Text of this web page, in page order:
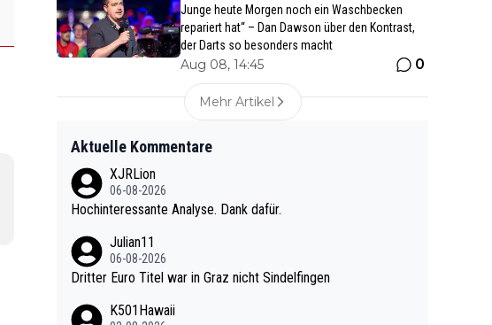
Junge heute Morgen noch ein Waschbecken
repariert hat“ – Dan Dawson über den Kontrast,
der Darts so besonders macht
Aug 08, 14:45 0
Mehr Artikel
Aktuelle Kommentare
XJRLion
06-08-2026
Hochinteressante Analyse. Dank dafür.
Julian11
06-08-2026
Dritter Euro Titel war in Graz nicht Sindelfingen
K501Hawaii